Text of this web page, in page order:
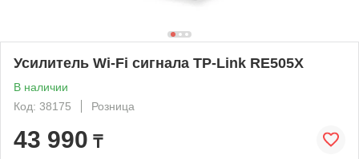
Усилитель Wi-Fi сигнала TP-Link RE505X
В наличии
Код: 38175
Розница
43 990 ₸